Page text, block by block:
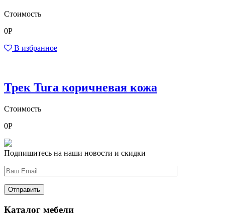
Стоимость
0Р
В избранное
Трек Tura коричневая кожа
Стоимость
0Р
Подпишитесь на наши новости и скидки
Каталог мебели